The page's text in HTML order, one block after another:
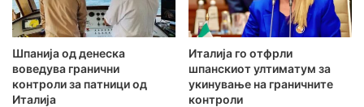
Шпанија од денеска
воведува гранични
контроли за патници од
Италија
Италија го отфрли
шпанскиот ултиматум за
укинување на граничните
контроли